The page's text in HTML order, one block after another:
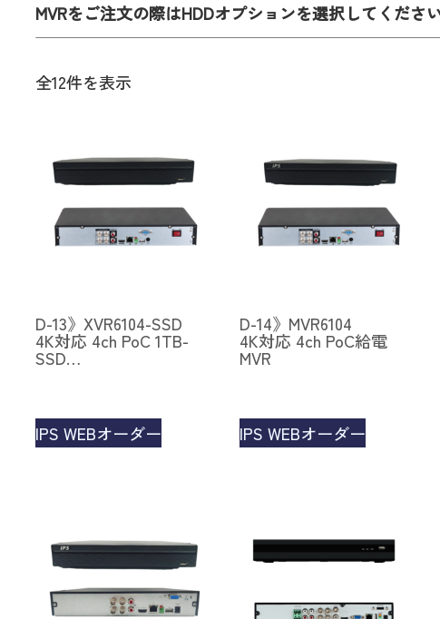
MVRをご注文の際はHDDオプションを選択してください
全12件を表示
D-13》XVR6104-SSD
4K対応 4ch PoC 1TB-
SSD…
IPS WEBオーダー
D-14》MVR6104
4K対応 4ch PoC給電
MVR
IPS WEBオーダー